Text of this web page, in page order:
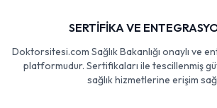
SERTİFİKA VE
Doktorsitesi.com Sağlık Bakanlığı onaylı ve
platformudur. Sertifikaları ile tescillenmiş
sağlık hizmetlerine erişim